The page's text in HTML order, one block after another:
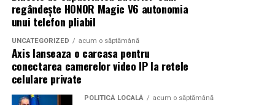
Se întâmplă. Des.
incomplete și situații juridice suprapuse. Mai ales în
marile orașe sau în zonele afectate de retrocedări.
Ce poate face proprietarul
Șantiere de construcții civile și lucrări edilitare
și PNRR
Operațiuni militare și tabere temporare
Stații mobile de încărcare auto electric
regândește HONOR Magic V6 autonomia
unui telefon pliabil
UNCATEGORIZED acum o săptămână
Axis lanseaza o carcasa pentru
conectarea camerelor video IP la retele
celulare private
POLITICĂ LOCALĂ acum o săptămână